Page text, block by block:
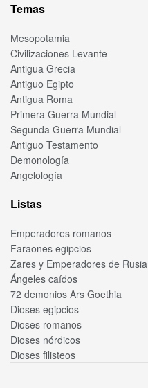
Temas
Mesopotamia
Civilizaciones Levante
Antigua Grecia
Antiguo Egipto
Antigua Roma
Primera Guerra Mundial
Segunda Guerra Mundial
Antiguo Testamento
Demonología
Angelología
Listas
Emperadores romanos
Faraones egipcios
Zares y Emperadores de Rusia
Ángeles caídos
72 demonios Ars Goethia
Dioses egipcios
Dioses romanos
Dioses nórdicos
Dioses filisteos